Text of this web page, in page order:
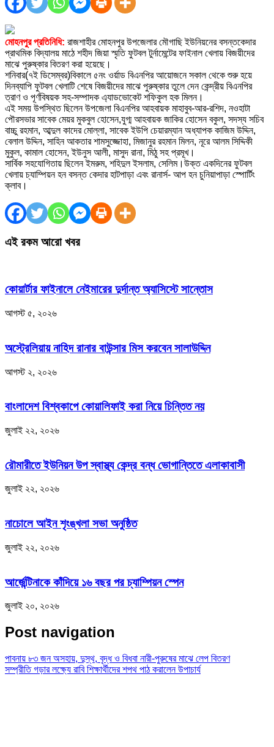
মোহনপুর প্রতিনিধি: রাজশাহীর মোহনপুর উপজেলার মৌগাছি ইউনিয়নের বসন্তকেদার
প্রাথমিক বিদ্যালয় মাঠে শহীদ জিয়া স্মৃতি ফুটবল টুর্নামেন্টের ফাইনাল খেলায় বিজয়ীদের
মাঝে পুরুষ্কার বিতরণ করা হয়েছে।
শনিবার(৭ই ডিসেম্বর)বিকালে ৫নং ওর্য়াড বিএনপির আয়োজনে সকাল থেকে শুরু হয়ে
দিনব্যাপি ফুটবল খেলাটি শেষে বিজয়ীদের মাঝে পুরুষ্কার তুলে দেন কেন্দ্রীয় বিএনপির
ত্রাণ ও পূর্ণবিষয়ক সহ-সম্পাদক এ্যাডভোকেট শফিকুল হক মিলন।
এই সময় উপস্থিত ছিলেন উপজেলা বিএনপির আহবায়ক মাহাবুব-আর-রশিদ, নওহাটা
পৌরসভার সাবেক মেয়র মুকবুল হোসেন,যুগ্ম আহবায়ক জাকির হোসেন বকুল, সদস্য সচিব
বাচ্চু রহমান, আব্দুল কাদের মোল্লা, সাবেক ইউপি চেয়ারম্যান অধ্যাপক কাজিম উদ্দিন,
বেলাল উদ্দিন, সাহিন আকতার শামসুজ্জোহা, মিজানুর রহমান মিলন, নূরে আলম সিদ্দিকী
মুকুল, কামাল হোসেন, ইউনুস আলী, মাসুদ রানা, মিঠু সহ প্রমূখ।
সার্বিক সহযোগিতায় ছিলেন ইমরুম, শহিদুল ইসলাম, সেলিম।উক্ত একদিনের ফুটবল
খেলায় চ্যাম্পিয়ন হন বসন্ত কেদার হাটপাড়া এবং রানার্স- আপ হন চুনিয়াপাড়া স্পোর্টিং
ক্লাব।
এই রকম আরো খবর
কোয়ার্টার ফাইনালে নেইমারের দুর্দান্ত অ্যাসিস্টে সান্তোস
আগস্ট ৫, ২০২৬
অস্ট্রেলিয়ায় নাহিদ রানার বাউন্সার মিস করবেন সালাউদ্দিন
আগস্ট ২, ২০২৬
বাংলাদেশ বিশ্বকাপে কোয়ালিফাই করা নিয়ে চিন্তিত নয়
জুলাই ২২, ২০২৬
রৌমারীতে ইউনিয়ন উপ স্বাস্থ্য কেন্দ্র বন্ধ ভোগান্তিতে এলাকাবাসী
জুলাই ২২, ২০২৬
নাচোলে আইন শৃংঙ্খলা সভা অনুষ্ঠিত
জুলাই ২২, ২০২৬
আর্জেন্টিনাকে কাঁদিয়ে ১৬ বছর পর চ্যাম্পিয়ন স্পেন
জুলাই ২০, ২০২৬
Post navigation
পাবনায় ৮৩ জন অসহায়, দুস্থ, বৃদ্ধ ও বিধবা নারী-পুরুষের মাঝে লেপ বিতরণ
সম্প্রীতি গড়ার লক্ষ্যে রাবি শিক্ষার্থীদের শপথ পাঠ করালেন উপাচার্য